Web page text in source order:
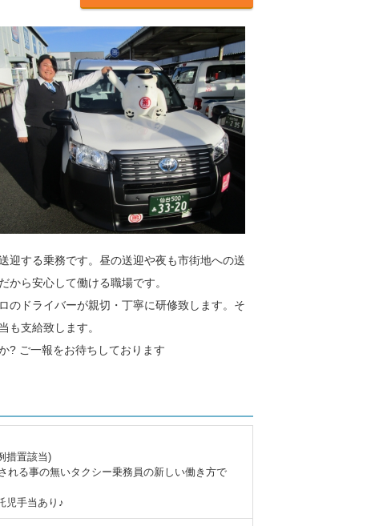
迎する乗務です。昼の送迎や夜も市街地への送
ら安心して働ける職場です。
ドライバーが親切・丁寧に研修致します。そ
も支給致します。
? ご一報をお待ちしております
措置該当)
れる事の無いタクシー乗務員の新しい働き方で
児手当あり♪